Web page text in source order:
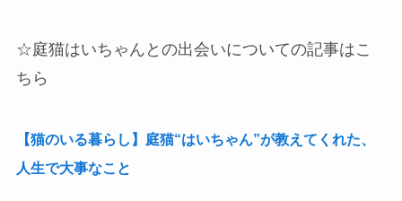
☆庭猫はいちゃんとの出会いについての記事はこ
ちら
【猫のいる暮らし】庭猫“はいちゃん”が教えてくれた、
人生で大事なこと